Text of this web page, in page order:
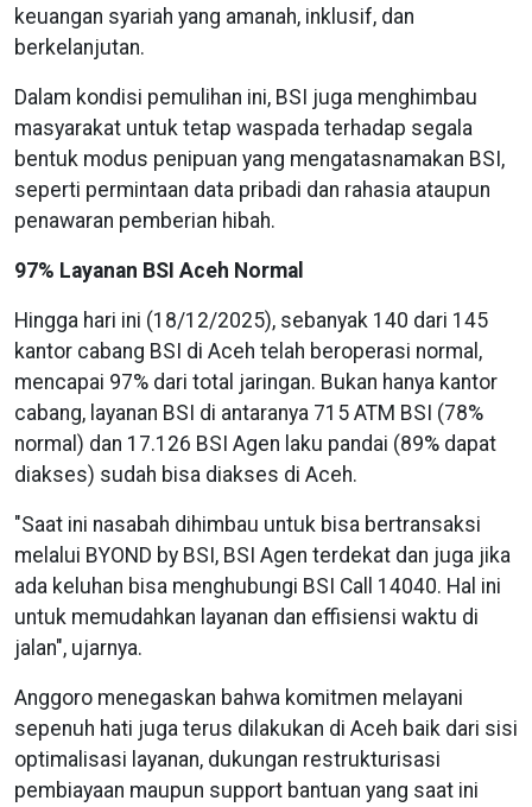
keuangan syariah yang amanah, inklusif, dan
berkelanjutan.
Dalam kondisi pemulihan ini, BSI juga menghimbau
masyarakat untuk tetap waspada terhadap segala
bentuk modus penipuan yang mengatasnamakan BSI,
seperti permintaan data pribadi dan rahasia ataupun
penawaran pemberian hibah.
97% Layanan BSI Aceh Normal
Hingga hari ini (18/12/2025), sebanyak 140 dari 145
kantor cabang BSI di Aceh telah beroperasi normal,
mencapai 97% dari total jaringan. Bukan hanya kantor
cabang, layanan BSI di antaranya 715 ATM BSI (78%
normal) dan 17.126 BSI Agen laku pandai (89% dapat
diakses) sudah bisa diakses di Aceh.
"Saat ini nasabah dihimbau untuk bisa bertransaksi
melalui BYOND by BSI, BSI Agen terdekat dan juga jika
ada keluhan bisa menghubungi BSI Call 14040. Hal ini
untuk memudahkan layanan dan effisiensi waktu di
jalan", ujarnya.
Anggoro menegaskan bahwa komitmen melayani
sepenuh hati juga terus dilakukan di Aceh baik dari sisi
optimalisasi layanan, dukungan restrukturisasi
pembiayaan maupun support bantuan yang saat ini